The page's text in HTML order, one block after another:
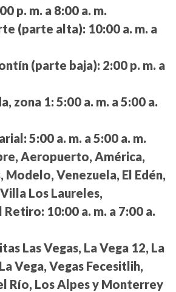
p. m. a 8:00 a. m.
(parte alta): 10:00 a. m. a
(parte baja): 2:00 p. m. a
zona 1: 5:00 a. m. a 5:00 a.
5:00 a. m. a 5:00 a. m.
Aeropuerto, América,
Modelo, Venezuela, El Edén,
Los Laureles,
Retiro: 10:00 a. m. a 7:00 a.
Las Vegas, La Vega 12, La
Vega, Vegas Fecesitlih,
Río, Los Alpes y Monterrey